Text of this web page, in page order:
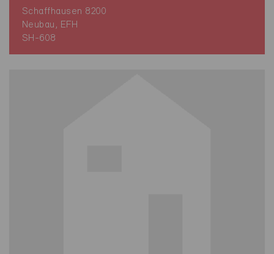
Schaffhausen 8200
Neubau, EFH
SH-608